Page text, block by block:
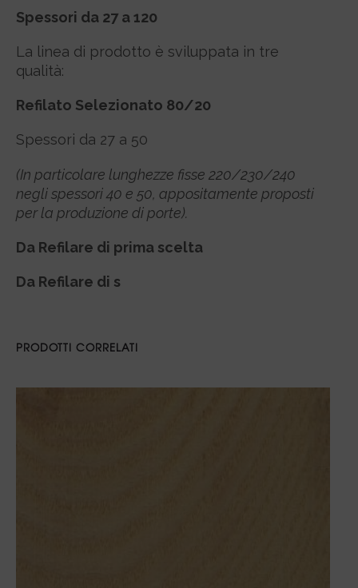
Spessori da 27 a 120
La linea di prodotto è sviluppata in tre
qualità:
Refilato Selezionato 80/20
Spessori da 27 a 50
(In particolare lunghezze fisse 220/230/240
negli spessori 40 e 50, appositamente proposti
per la produzione di porte).
Da Refilare di prima scelta
Da Refilare di s
PRODOTTI CORRELATI